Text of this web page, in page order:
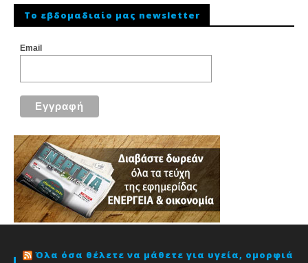
To εβδομαδιαίο μας newsletter
Email
Όλα όσα θέλετε να μάθετε για υγεία, ομορφιά